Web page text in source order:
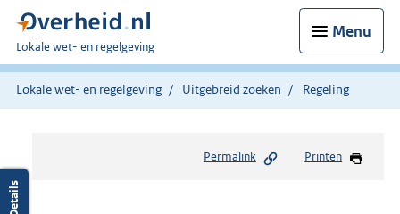
Menu
U
bent
hier:
Lokale wet- en regelgeving
Lokale wet- en regelgeving Uitgebreid zoeken Regeling
Permalink Printen